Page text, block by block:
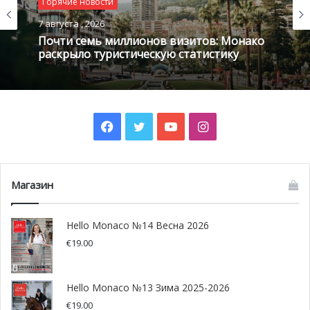
Обязанности нового Отдела
полиции DEPCV
42 сотрудника будут распределены по четырём
7 августа , 2026
Почти семь миллионов визитов: Монако
раскрыло туристическую статистику
Facebook
TwitterYouTubeInstagram
Магазин
Hello Monaco №14 Весна 2026
€19.00
Hello Monaco №13 Зима 2025-2026
€19.00